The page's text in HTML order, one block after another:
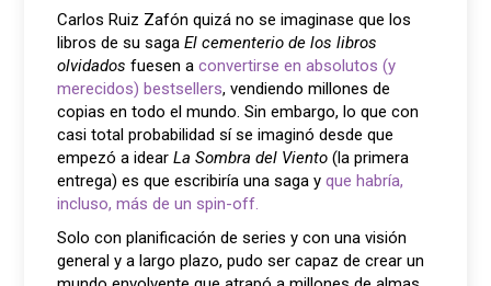
Carlos Ruiz Zafón quizá no se imaginase que los
libros de su sagaEl cementerio de los libros
olvidados fuesen aconvertirse en absolutos (y
merecidos) bestsellers, vendiendo millones de
copias en todo el mundo. Sin embargo, lo que con
casi total probabilidad sí se imaginó desde que
empezó a idearLa Sombra del Viento (la primera
entrega) es que escribiría una saga yque habría,
incluso, más de un spin-off.
Solo con planificación de series y con una visión
general y a largo plazo, pudo ser capaz de crear un